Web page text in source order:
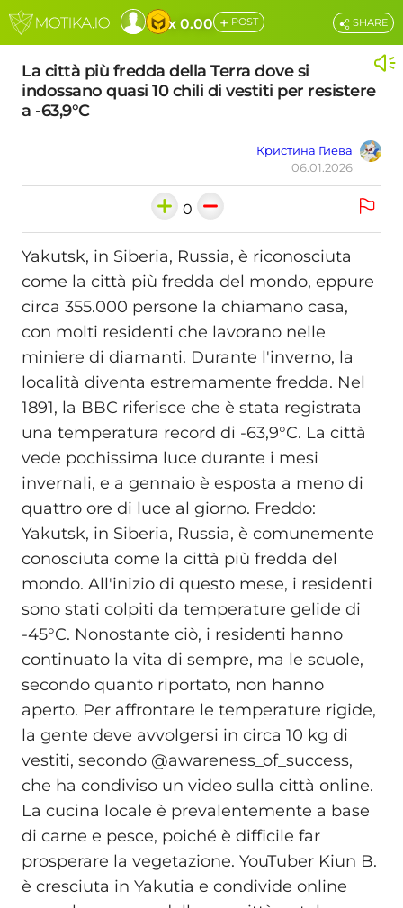
x 0.00 + POST
La città più fredda della Terra dove si
indossano quasi 10 chili di vestiti per resistere
a -63,9°C
Кристина Гиева
06.01.2026
SHARE
0
Yakutsk, in Siberia, Russia, è riconosciuta
come la città più fredda del mondo, eppure
circa 355.000 persone la chiamano casa,
con molti residenti che lavorano nelle
miniere di diamanti. Durante l'inverno, la
località diventa estremamente fredda. Nel
1891, la BBC riferisce che è stata registrata
una temperatura record di -63,9°C. La città
vede pochissima luce durante i mesi
invernali, e a gennaio è esposta a meno di
quattro ore di luce al giorno. Freddo:
Yakutsk, in Siberia, Russia, è comunemente
conosciuta come la città più fredda del
mondo. All'inizio di questo mese, i residenti
sono stati colpiti da temperature gelide di
-45°C. Nonostante ciò, i residenti hanno
continuato la vita di sempre, ma le scuole,
secondo quanto riportato, non hanno
aperto. Per affrontare le temperature rigide,
la gente deve avvolgersi in circa 10 kg di
vestiti, secondo @awareness_of_success,
che ha condiviso un video sulla città online.
La cucina locale è prevalentemente a base
di carne e pesce, poiché è difficile far
prosperare la vegetazione. YouTuber Kiun B.
è cresciuta in Yakutia e condivide online